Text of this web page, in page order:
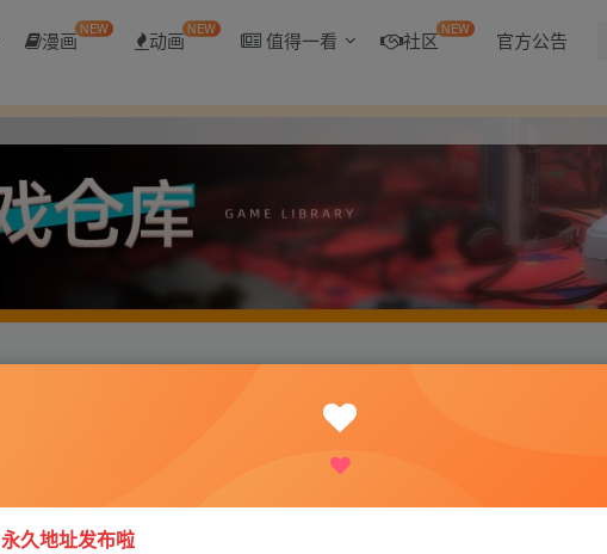
漫画NEW 动画 NEW 值得一看 社区NEW 官方公告
永久地址发布啦